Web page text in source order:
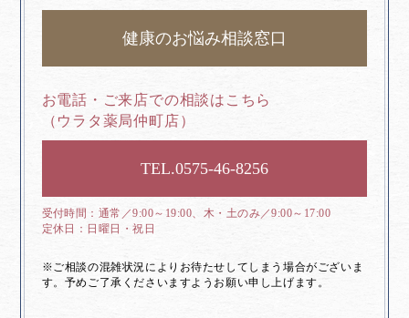
健康のお悩み相談窓口
お電話・ご来店での相談はこちら
（ウラタ薬局仲町店）
0575-46-8256
通常／9:00～19:00、木・土のみ／9:00～17:00
日曜日・祝日
※ご相談の混雑状況によりお待たせしてしまう場合がございま
す。予めご了承くださいますようお願い申し上げます。